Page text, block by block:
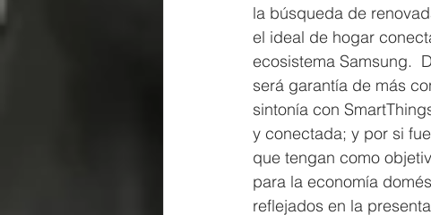
la búsqueda de
el ideal de hogar
ecosistema Samsung.
será garantía de más
sintonía con
y conectada; y por si
que tengan como
para la economía
reflejados en la